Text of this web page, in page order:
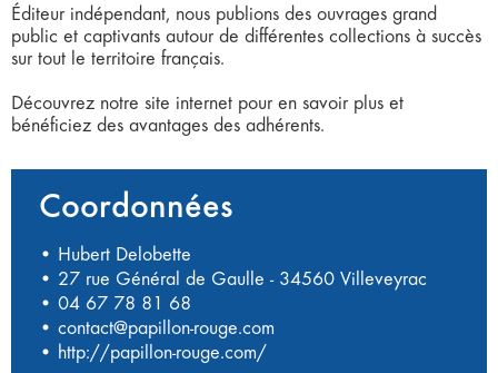
Éditeur indépendant, nous publions des ouvrages grand
public et captivants autour de différentes collections à succès
sur tout le territoire français.
Découvrez notre site internet pour en savoir plus et
bénéficiez des avantages des adhérents.
Coordonnées
• Hubert Delobette
• 27 rue Général de Gaulle - 34560 Villeveyrac
• 04 67 78 81 68
• contact@papillon-rouge.com
• http://papillon-rouge.com/